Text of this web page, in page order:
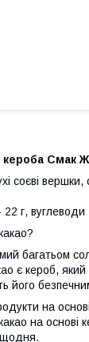
Смак
соєві вершки,
г, вуглеводи
багатьом
кероб, який
його
на основі
на основі
щодня.